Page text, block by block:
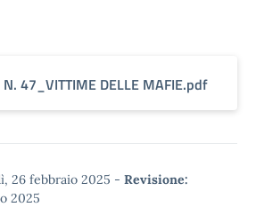
N. 47_VITTIME DELLE MAFIE.pdf
26 febbraio 2025 - Revisione:
2025